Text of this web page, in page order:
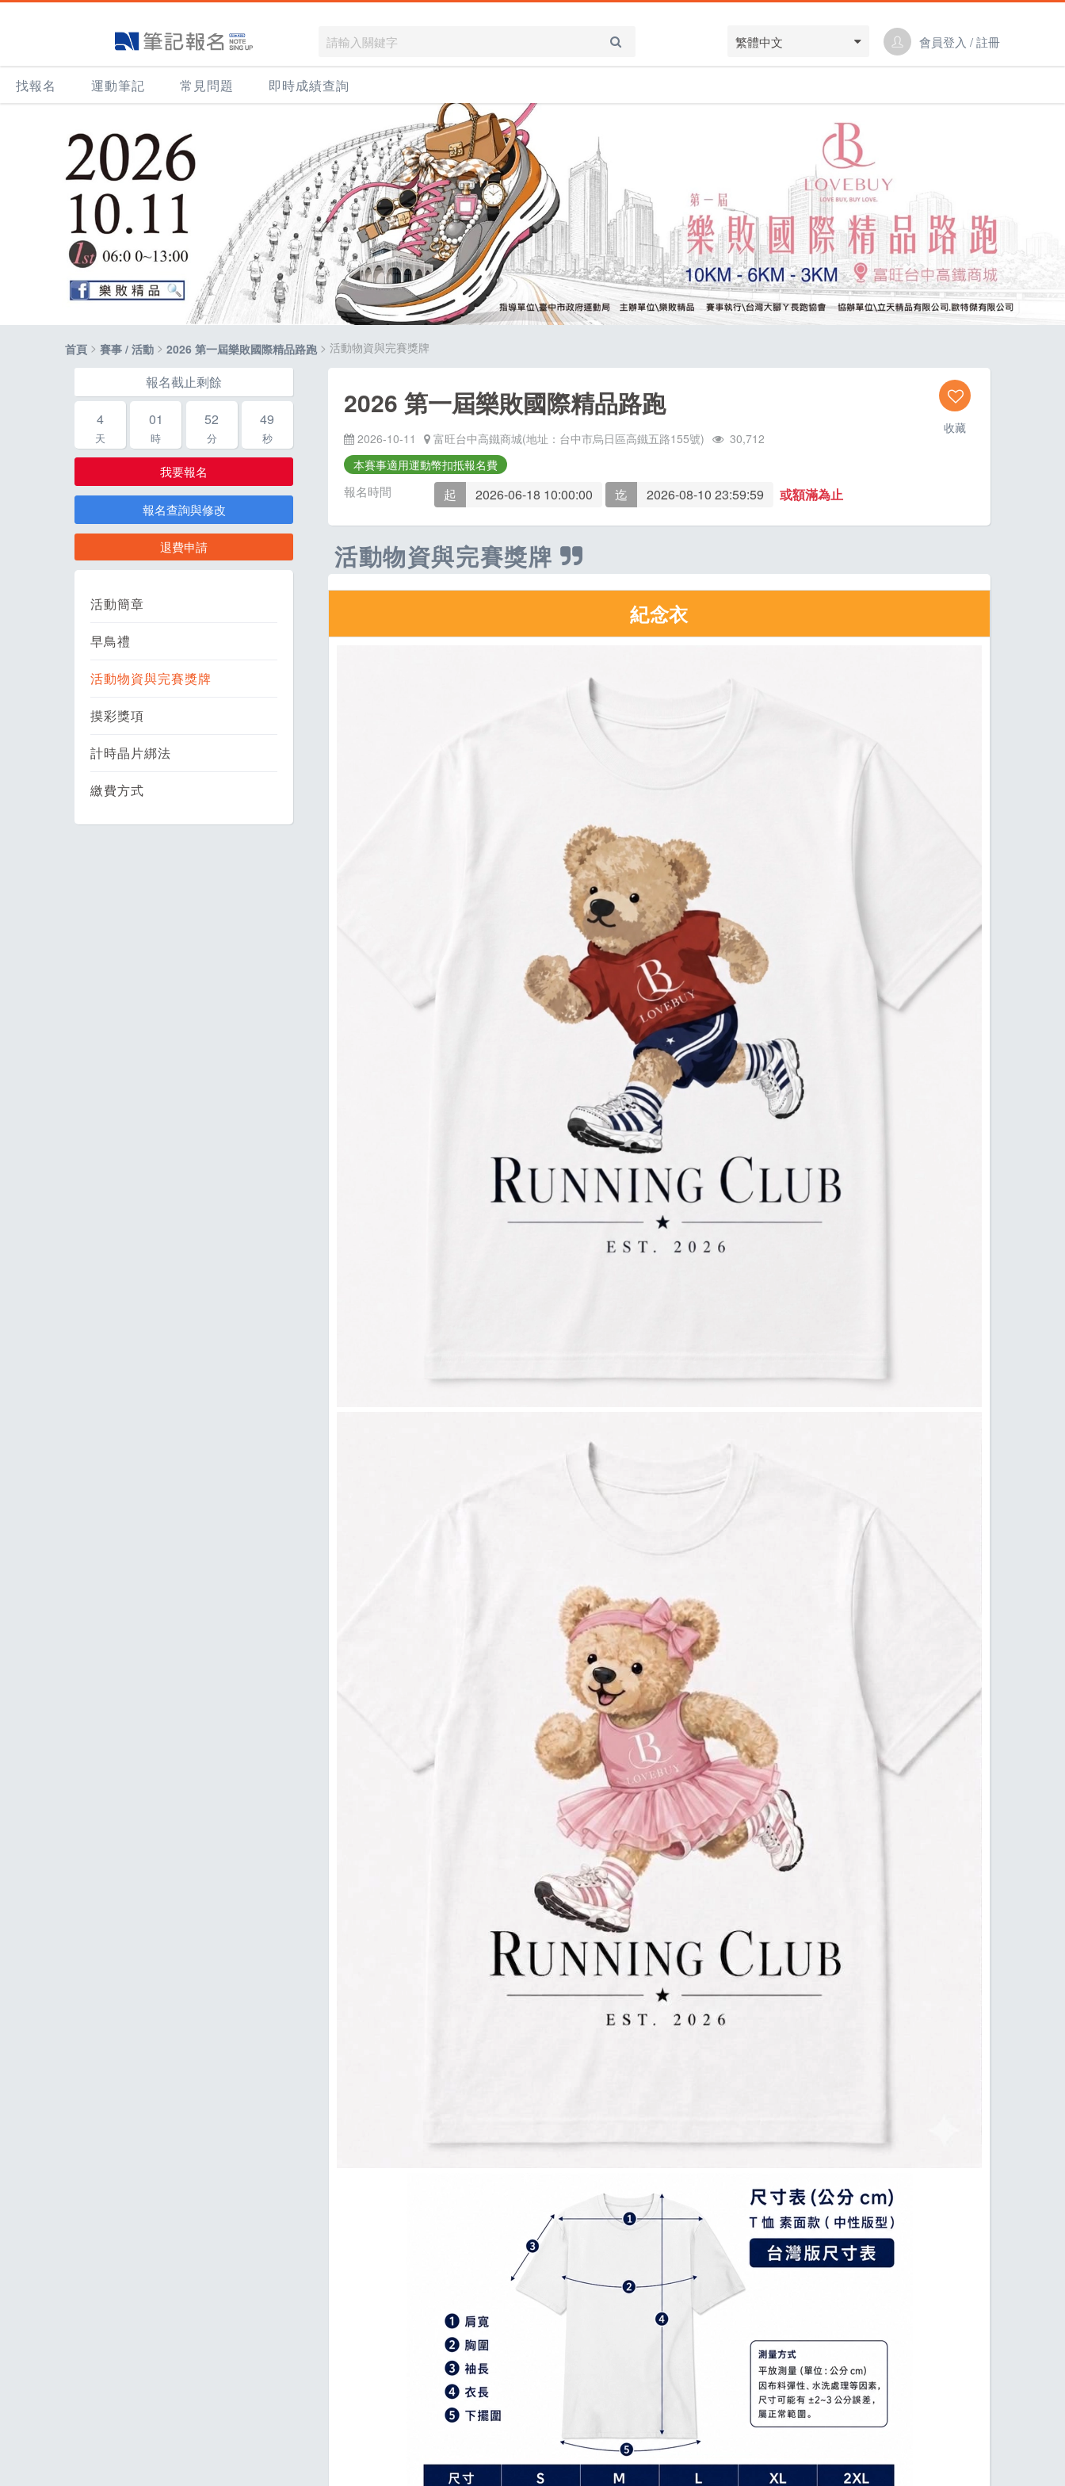
繁體中文 會員登入 / 註冊
找報名 運動筆記 常見問題 即時成績查詢
首頁 > 賽事 / 活動 > 2026 第一屆樂敗國際精品路跑 > 活動物資與完賽獎牌
報名截止剩餘
4
天
01
時
52
分
47
秒
我要報名
報名查詢與修改
退費申請
活動簡章
早鳥禮
活動物資與完賽獎牌
摸彩獎項
計時晶片綁法
繳費方式
收藏
2026 第一屆樂敗國際精品路跑
2026-10-11 富旺台中高鐵商城(地址：台中市烏日區高鐵五路155號)
30,712
本賽事適用運動幣扣抵報名費
報名時間 起 2026-06-18 10:00:00 迄 2026-08-10 23:59:59 或額滿為止
活動物資與完賽獎牌
紀念衣